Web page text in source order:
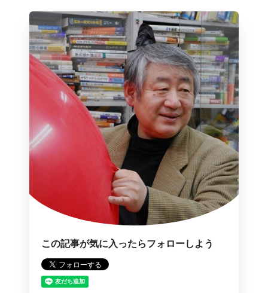
この記事が気に入ったらフォローしよう